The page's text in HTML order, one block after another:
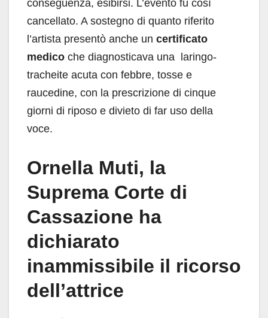
conseguenza, esibirsi. L’evento fu così
cancellato. A sostegno di quanto riferito
l’artista presentò anche un certificato
medico che diagnosticava una laringo-
tracheite acuta con febbre, tosse e
raucedine, con la prescrizione di cinque
giorni di riposo e divieto di far uso della
voce.
Ornella Muti, la
Suprema Corte di
Cassazione ha
dichiarato
inammissibile il ricorso
dell’attrice